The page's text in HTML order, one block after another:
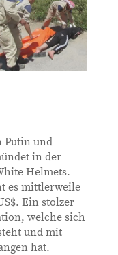
Putin und
in der
Helmets.
es mittlerweile
Ein stolzer
welche sich
und mit
hat.